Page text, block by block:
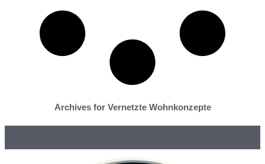
Archives for Vernetzte Wohnkonzepte